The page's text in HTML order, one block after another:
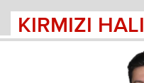
KIRMIZI HALI